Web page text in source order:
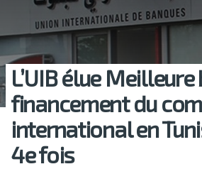
L’UIB élue
financement du
international en
4e fois